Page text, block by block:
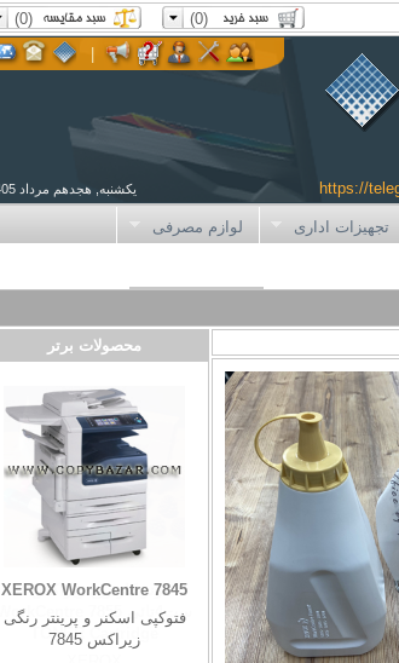
(0)
(0)
https:// یکشنبه, هجدهم مرداد 1405
تجهیزات اداری لوازم مصرفی
محصولات برتر
XEROX WorkCentre 7845
فتوکپی اسکنر و پرینتر رنگی
زیراکس 7845
تونر کارتریج زیراکس -
ست4تائی WorkCentre 7855
TONER Cartridge